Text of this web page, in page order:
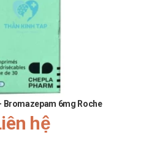
Bromazepam 6mg Roche
hệ